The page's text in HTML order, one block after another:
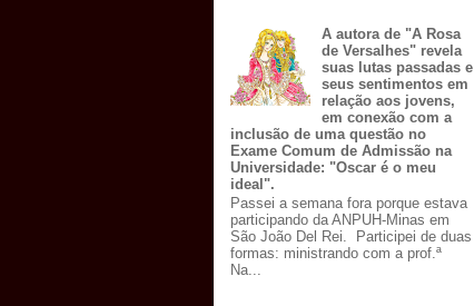
A autora de "A Rosa
de Versalhes" revela
suas lutas passadas e
seus sentimentos em
relação aos jovens,
em conexão com a
inclusão de uma questão no
Exame Comum de Admissão na
Universidade: "Oscar é o meu
ideal".
Passei a semana fora porque estava
participando da ANPUH-Minas em
São João Del Rei. Participei de duas
formas: ministrando com a prof.ª
Na...